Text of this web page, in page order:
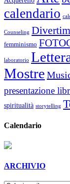
calendario
Counseling
femminismo
laboratorio
Mostre
presentazione
spiritualità storytelling
Calendario
ARCHIVIO